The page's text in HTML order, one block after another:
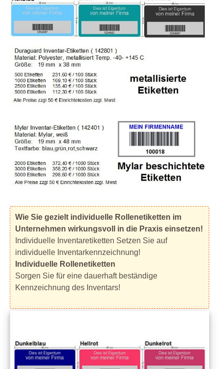
Wie Sie gezielt individuelle Rollenetiketten im
Unternehmen wirkungsvoll in die Praxis einsetzen!
Individuelle Inventaretiketten Setzen Sie auf
individuelle Inventarkennzeichnung!
Individuelle Rollenetiketten
Sorgen Sie für eine dauerhaft beständige
Kennzeichnung des Inventars!